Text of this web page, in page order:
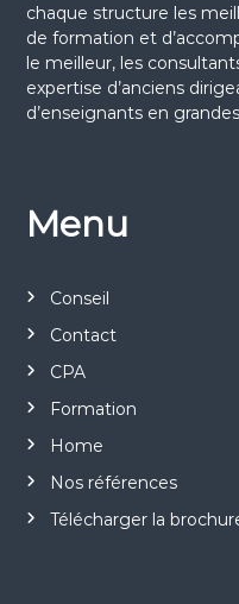
chaque structure les
de formation et
le meilleur, les
expertise d’anciens
d’enseignants en
Menu
Conseil
Contact
CPA
Formation
Home
Nos références
Télécharger la